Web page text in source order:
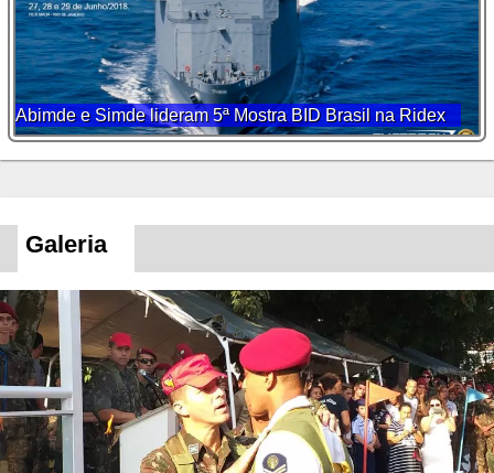
Abimde e Simde lideram 5ª Mostra BID Brasil na Ridex
Galeria